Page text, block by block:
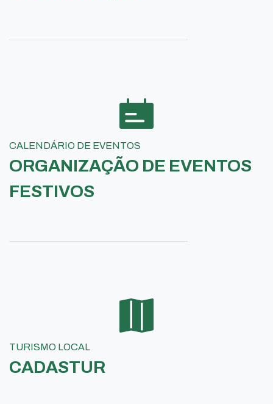
CALENDÁRIO DE EVENTOS
ORGANIZAÇÃO DE EVENTOS
FESTIVOS
TURISMO LOCAL
CADASTUR